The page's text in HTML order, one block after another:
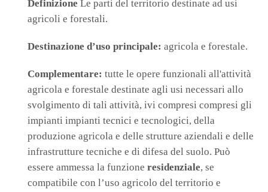
Definizione Le parti del territorio destinate ad usi
agricoli e forestali.
Destinazione d’uso principale: agricola e forestale.
Complementare: tutte le opere funzionali all'attività
agricola e forestale destinate agli usi necessari allo
svolgimento di tali attività, ivi compresi compresi gli
impianti impianti tecnici e tecnologici, della
produzione agricola e delle strutture aziendali e delle
infrastrutture tecniche e di difesa del suolo. Può
essere ammessa la funzione residenziale, se
compatibile con l’uso agricolo del territorio e